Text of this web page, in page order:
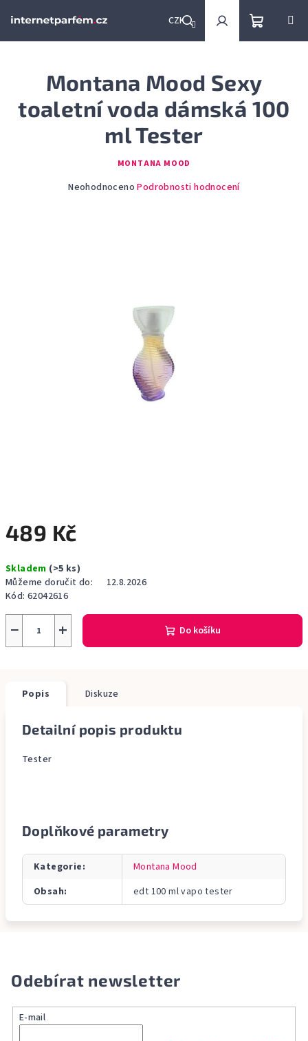
CZK
Hledat PřihlášeníNákupní
košík
489 Kč
cena:
Skladem (>5 ks)
Můžeme doručit do:
12.8.2026
Kód: 62042616
+
− Do košíku
Montana Mood Sexy
toaletní voda dámská 100
ml Tester
MONTANA MOOD
Průměrné
Neohodnoceno Podrobnosti hodnocení
Popis Diskuze
Detailní popis produktu
Tester
Doplňkové parametry
Kategorie:
Montana Mood
Obsah: edt 100 ml vapo tester
Odebírat newsletter
E-mail